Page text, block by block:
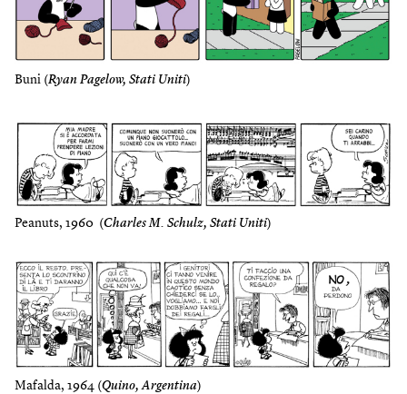
Buni (Ryan Pagelow, Stati Uniti)
Peanuts, 1960 (Charles M. Schulz, Stati Uniti)
Mafalda, 1964 (Quino, Argentina)